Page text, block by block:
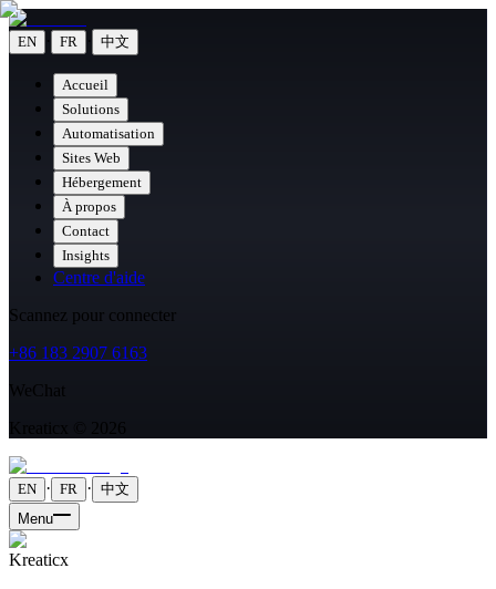
EN · FR · 中文
Accueil
Solutions
Automatisation
Sites Web
Hébergement
À propos
Contact
Insights
Centre d'aide
Scannez pour connecter
+86 183 2907 6163
WeChat
Kreaticx © 2026
EN · FR · 中文
Menu
Kreaticx